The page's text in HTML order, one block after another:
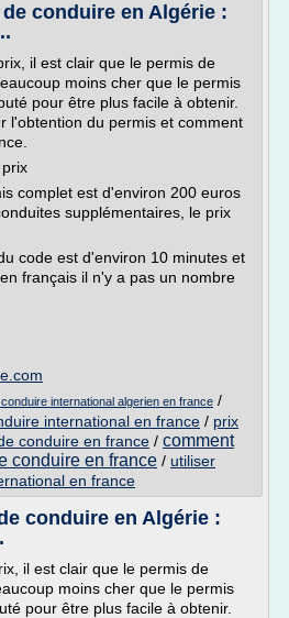
conduire en Algérie :
il est clair que le permis de
moins cher que le permis
pour être plus facile à obtenir.
l'obtention du permis et comment
complet est d'environ 200 euros
supplémentaires, le prix
code est d'environ 10 minutes et
français il n'y a pas un nombre
international algerien en france /
international en france / prix
conduire en france / comment
conduire en france / utiliser
en france
conduire en Algérie :
il est clair que le permis de
moins cher que le permis
pour être plus facile à obtenir.